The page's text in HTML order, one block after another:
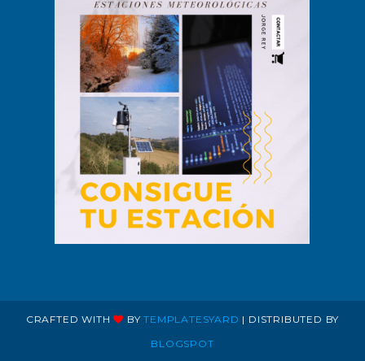
CRAFTED WITH BYTEMPLATESYARD | DISTRIBUTED BY
BLOGSPOT